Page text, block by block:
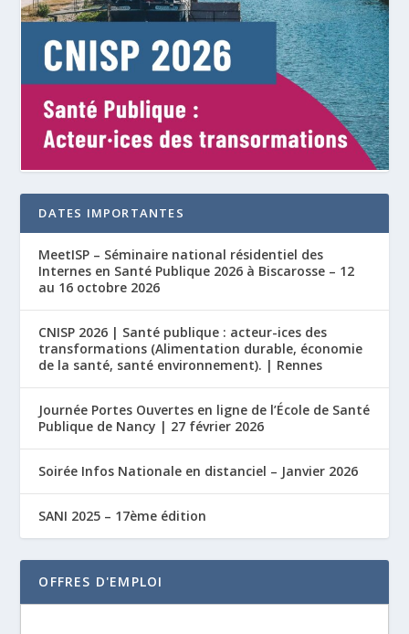
DATES IMPORTANTES
MeetISP – Séminaire national résidentiel des
Internes en Santé Publique 2026 à Biscarosse – 12
au 16 octobre 2026
CNISP 2026 | Santé publique : acteur-ices des
transformations (Alimentation durable, économie
de la santé, santé environnement). | Rennes
Journée Portes Ouvertes en ligne de l’École de Santé
Publique de Nancy | 27 février 2026
Soirée Infos Nationale en distanciel – Janvier 2026
SANI 2025 – 17ème édition
OFFRES D'EMPLOI